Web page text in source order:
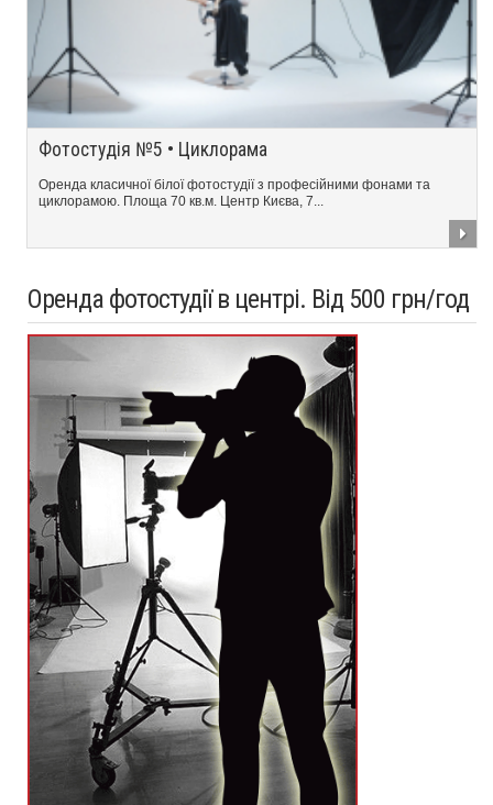
Фотостудія №5 • Циклорама
Оренда класичної білої фотостудії з професійними фонами та
циклорамою. Площа 70 кв.м. Центр Києва, 7...
Оренда фотостудії в центрі. Від 500 грн/год